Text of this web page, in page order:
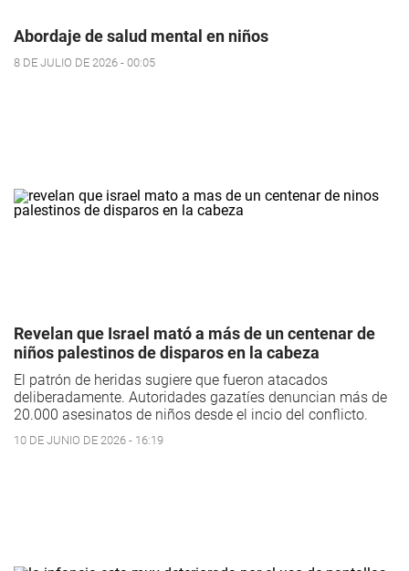
Abordaje de salud mental en niños
8 DE JULIO DE 2026 - 00:05
Revelan que Israel mató a más de un centenar de
niños palestinos de disparos en la cabeza
El patrón de heridas sugiere que fueron atacados
deliberadamente. Autoridades gazatíes denuncian más de
20.000 asesinatos de niños desde el incio del conflicto.
10 DE JUNIO DE 2026 - 16:19